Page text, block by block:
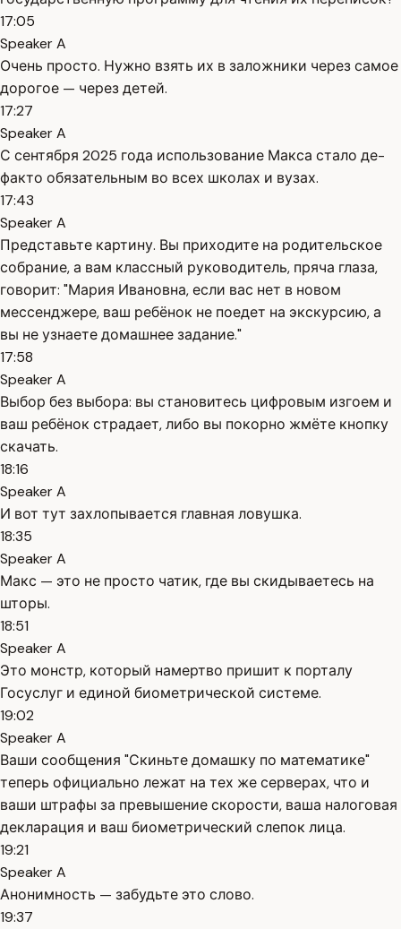
17:05
Speaker A
Очень просто. Нужно взять их в заложники через самое
дорогое — через детей.
17:27
Speaker A
С сентября 2025 года использование Макса стало де-
факто обязательным во всех школах и вузах.
17:43
Speaker A
Представьте картину. Вы приходите на родительское
собрание, а вам классный руководитель, пряча глаза,
говорит: "Мария Ивановна, если вас нет в новом
мессенджере, ваш ребёнок не поедет на экскурсию, а
вы не узнаете домашнее задание."
17:58
Speaker A
Выбор без выбора: вы становитесь цифровым изгоем и
ваш ребёнок страдает, либо вы покорно жмёте кнопку
скачать.
18:16
Speaker A
И вот тут захлопывается главная ловушка.
18:35
Speaker A
Макс — это не просто чатик, где вы скидываетесь на
шторы.
18:51
Speaker A
Это монстр, который намертво пришит к порталу
Госуслуг и единой биометрической системе.
19:02
Speaker A
Ваши сообщения "Скиньте домашку по математике"
теперь официально лежат на тех же серверах, что и
ваши штрафы за превышение скорости, ваша налоговая
декларация и ваш биометрический слепок лица.
19:21
Speaker A
Анонимность — забудьте это слово.
19:37